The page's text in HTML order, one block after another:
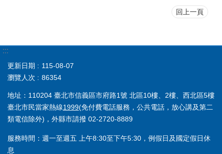
回上一頁
:::
更新日期
115-08-07
瀏覽人次
86354
地址：110204 臺北市信義區市府路1號 北區10樓、2樓、西北區5樓
臺北市民當家熱線1999(免付費電話服務，公共電話，放心講及第二
類電信除外)，外縣市請撥 02-2720-8889
服務時間：週一至週五 上午8:30至下午5:30，例假日及國定假日休
息